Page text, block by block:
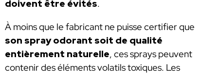
doivent être évités.
À moins que le fabricant ne puisse certifier que
son spray odorant soit de qualité
entièrement naturelle, ces sprays peuvent
contenir des éléments volatils toxiques. Les